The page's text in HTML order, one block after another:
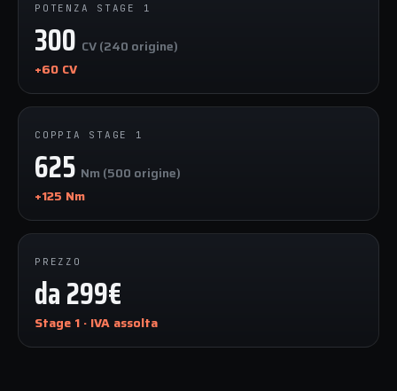
POTENZA STAGE 1
300 CV (240 origine)
+60 CV
COPPIA STAGE 1
625 Nm (500 origine)
+125 Nm
PREZZO
da 299€
Stage 1 · IVA assolta